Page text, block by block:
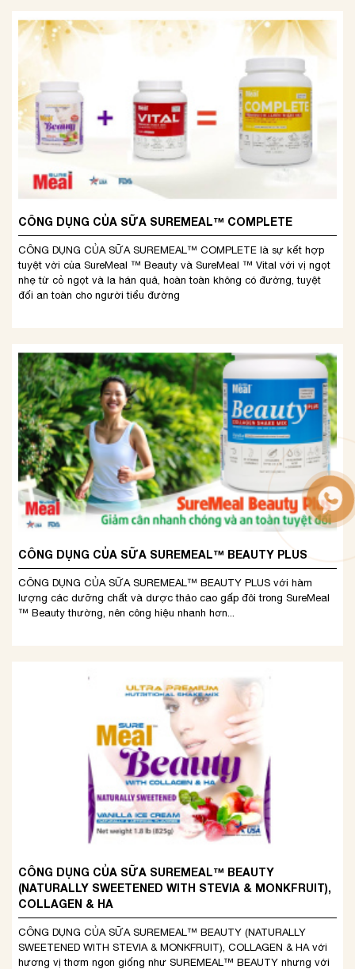
CÔNG DỤNG CỦA SỮA SUREMEAL™ COMPLETE
CÔNG DỤNG CỦA SỮA SUREMEAL™ COMPLETE là sự kết hợp
tuyệt vời của SureMeal ™ Beauty và SureMeal ™ Vital với vị ngọt
nhẹ từ cỏ ngọt và la hán quả, hoàn toàn không có đường, tuyệt
đối an toàn cho người tiểu đường
CÔNG DỤNG CỦA SỮA SUREMEAL™ BEAUTY PLUS
CÔNG DỤNG CỦA SỮA SUREMEAL™ BEAUTY PLUS với hàm
lượng các dưỡng chất và dược thảo cao gấp đôi trong SureMeal
™ Beauty thường, nên công hiệu nhanh hơn...
CÔNG DỤNG CỦA SỮA SUREMEAL™ BEAUTY
(NATURALLY SWEETENED WITH STEVIA & MONKFRUIT),
COLLAGEN & HA
CÔNG DỤNG CỦA SỮA SUREMEAL™ BEAUTY (NATURALLY
SWEETENED WITH STEVIA & MONKFRUIT), COLLAGEN & HA với
hương vị thơm ngon giống như SUREMEAL™ BEAUTY nhưng với